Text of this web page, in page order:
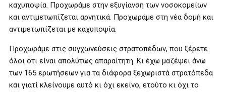
καχυποψία. Προχωράμε στην εξυγίανση των νοσοκομείων
και αντιμετωπίζεται αρνητικά. Προχωράμε στη νέα δομή και
αντιμετωπίζεται με καχυποψία.
Προχωράμε στις συγχωνεύσεις στρατοπέδων, που ξέρετε
όλοι ότι είναι απολύτως απαραίτητη. Κι έχω μαζέψει άνω
των 165 ερωτήσεων για τα διάφορα ξεχωριστά στρατόπεδα
και γιατί κλείνουμε αυτό κι όχι εκείνο, ετούτο κι όχι το